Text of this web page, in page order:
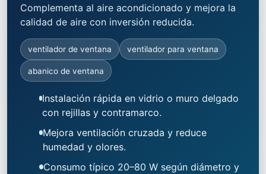
Complementa al aire acondicionado y mejora la
calidad de aire con inversión reducida.
ventilador de ventana ventilador para ventana
abanico de ventana
Instalación rápida en vidrio o muro delgado
con rejillas y contramarco.
Mejora ventilación cruzada y reduce
humedad y olores.
Consumo típico 20–80 W según diámetro y